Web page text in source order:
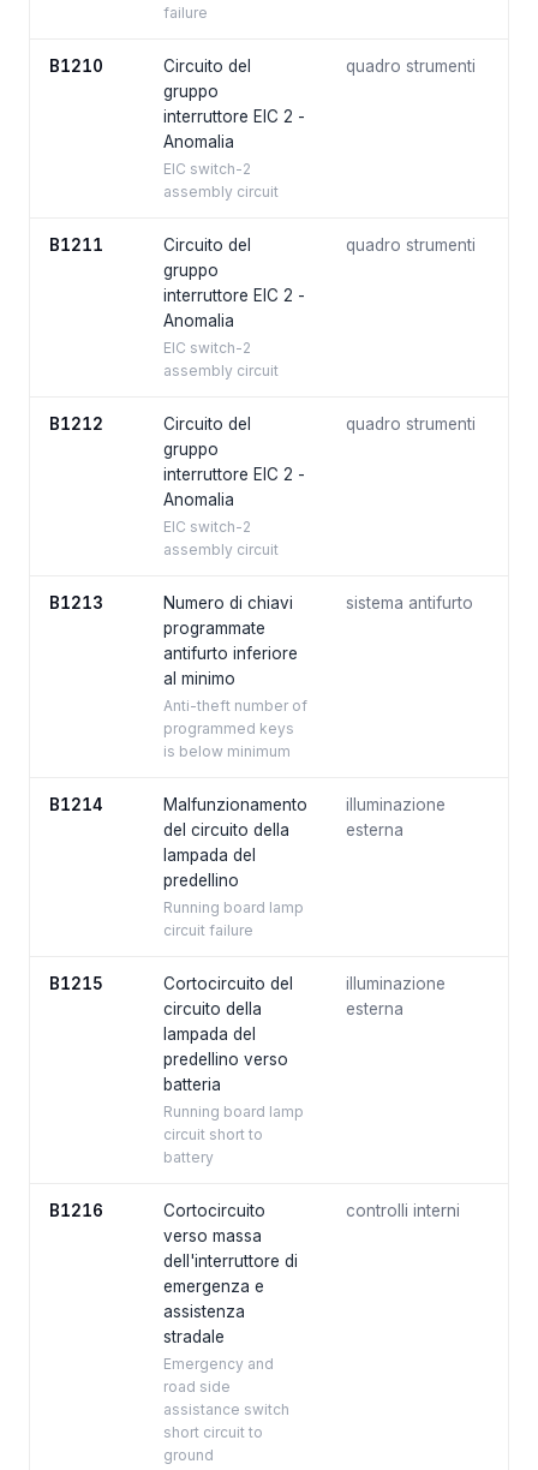
failure
B1210
Circuito del
gruppo
interruttore EIC 2 -
Anomalia
EIC switch-2
assembly circuit
quadro strumenti
B1211
Circuito del
gruppo
interruttore EIC 2 -
Anomalia
EIC switch-2
assembly circuit
quadro strumenti
B1212
Circuito del
gruppo
interruttore EIC 2 -
Anomalia
EIC switch-2
assembly circuit
quadro strumenti
B1213
Numero di chiavi
programmate
antifurto inferiore
al minimo
Anti-theft number of
programmed keys
is below minimum
sistema antifurto
B1214
Malfunzionamento
del circuito della
lampada del
predellino
Running board lamp
circuit failure
illuminazione
esterna
B1215
Cortocircuito del
circuito della
lampada del
predellino verso
batteria
Running board lamp
circuit short to
battery
illuminazione
esterna
B1216
Cortocircuito
verso massa
dell'interruttore di
emergenza e
assistenza
stradale
Emergency and
road side
assistance switch
short circuit to
ground
controlli interni